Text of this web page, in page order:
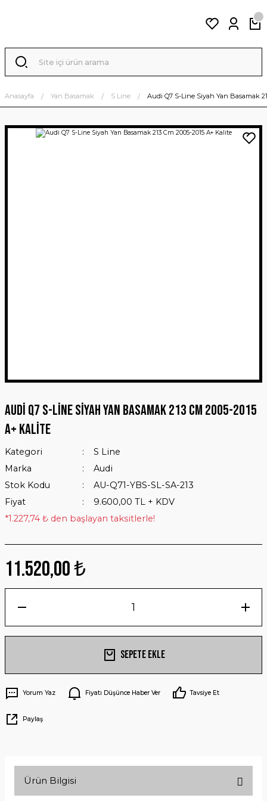
Anasayfa Yan Basamak S Line Audi Q7 S-Line Siyah Yan Basamak
Audi Q7 S-Line Siyah Yan Basamak 213 Cm 2005-2015
A+ Kalite
Kategori
S Line
Marka
Audi
Stok Kodu
AU-Q71-YBS-SL-SA-213
Fiyat
9.600,00 TL + KDV
*1.227,74 ₺ den başlayan taksitlerle!
11.520,00 ₺
Sepete Ekle
Yorum Yaz Fiyatı Düşünce Haber Ver Tavsiye Et
Paylaş
Ürün Bilgisi